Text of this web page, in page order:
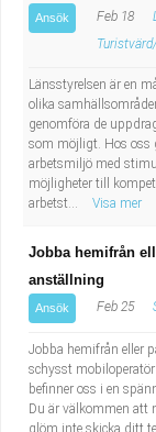
Ansök Feb 18
Länsstyrelsen är en
olika
genomföra de
som möjligt. Hos oss
arbetsmiljö med
möjligheter till
arbetst...
Visa mer
Jobba hemifrån
anställning
Ansök Feb 25
Jobba hemifrån eller
schysst
befinner oss i en
Du är välkommen att
glöm inte skicka ditt